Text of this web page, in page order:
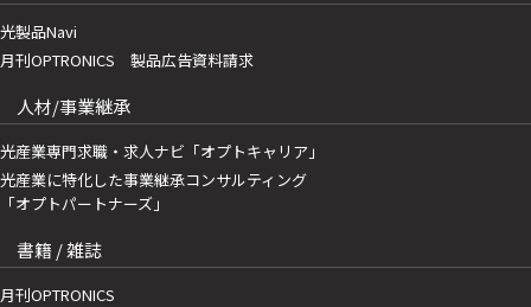
光製品Navi
月刊OPTRONICS 製品広告資料請求
人材/事業継承
光産業専門求職・求人ナビ「オプトキャリア」
光産業に特化した事業継承コンサルティング
「オプトパートナーズ」
書籍 / 雑誌
月刊OPTRONICS